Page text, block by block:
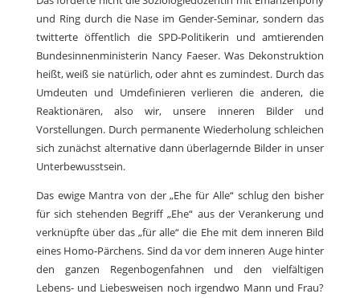
und Ring durch die Nase im Gender-Seminar, sondern das
twitterte öffentlich die SPD-Politikerin und amtierenden
Bundesinnenministerin Nancy Faeser. Was Dekonstruktion
heißt, weiß sie natürlich, oder ahnt es zumindest. Durch das
Umdeuten und Umdefinieren verlieren die anderen, die
Reaktionären, also wir, unsere inneren Bilder und
Vorstellungen. Durch permanente Wiederholung schleichen
sich zunächst alternative dann überlagernde Bilder in unser
Unterbewusstsein.
Das ewige Mantra von der „Ehe für Alle“ schlug den bisher
für sich stehenden Begriff „Ehe“ aus der Verankerung und
verknüpfte über das „für alle“ die Ehe mit dem inneren Bild
eines Homo-Pärchens. Sind da vor dem inneren Auge hinter
den ganzen Regenbogenfahnen und den vielfältigen
Lebens- und Liebesweisen noch irgendwo Mann und Frau?